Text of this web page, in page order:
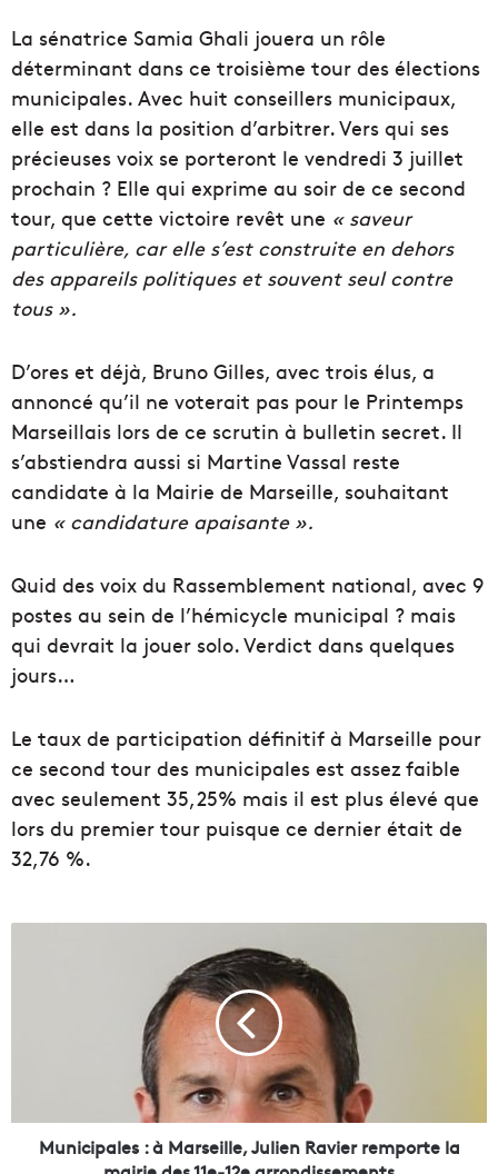
La sénatrice Samia Ghali jouera un rôle
déterminant dans ce troisième tour des élections
municipales. Avec huit conseillers municipaux,
elle est dans la position d’arbitrer. Vers qui ses
précieuses voix se porteront le vendredi 3 juillet
prochain ? Elle qui exprime au soir de ce second
tour, que cette victoire revêt une « saveur
particulière, car elle s’est construite en dehors
des appareils politiques et souvent seul contre
tous ».
D’ores et déjà, Bruno Gilles, avec trois élus, a
annoncé qu’il ne voterait pas pour le Printemps
Marseillais lors de ce scrutin à bulletin secret. Il
s’abstiendra aussi si Martine Vassal reste
candidate à la Mairie de Marseille, souhaitant
une « candidature apaisante ».
Quid des voix du Rassemblement national, avec 9
postes au sein de l’hémicycle municipal ? mais
qui devrait la jouer solo. Verdict dans quelques
jours…
Le taux de participation définitif à Marseille pour
ce second tour des municipales est assez faible
avec seulement 35,25% mais il est plus élevé que
lors du premier tour puisque ce dernier était de
32,76 %.
l
Municipales : à Marseille, Julien Ravier remporte la